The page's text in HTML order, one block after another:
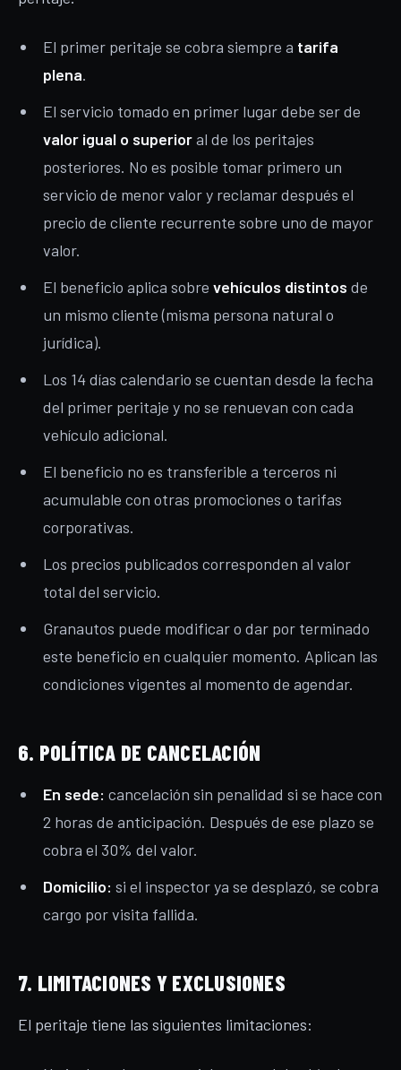
El primer peritaje se cobra siempre a tarifa
plena.
El servicio tomado en primer lugar debe ser de
valor igual o superioral de los peritajes
posteriores. No es posible tomar primero un
servicio de menor valor y reclamar después el
precio de cliente recurrente sobre uno de mayor
valor.
El beneficio aplica sobre vehículos distintos de
un mismo cliente (misma persona natural o
jurídica).
Los 14 días calendario se cuentan desde la fecha
del primer peritaje y no se renuevan con cada
vehículo adicional.
El beneficio no es transferible a terceros ni
acumulable con otras promociones o tarifas
corporativas.
Los precios publicados corresponden al valor
total del servicio.
Granautos puede modificar o dar por terminado
este beneficio en cualquier momento. Aplican las
condiciones vigentes al momento de agendar.
6. POLÍTICA DE CANCELACIÓN
En sede: cancelación sin penalidad si se hace con
2 horas de anticipación. Después de ese plazo se
cobra el 30% del valor.
Domicilio: si el inspector ya se desplazó, se cobra
cargo por visita fallida.
7. LIMITACIONES Y EXCLUSIONES
El peritaje tiene las siguientes limitaciones: